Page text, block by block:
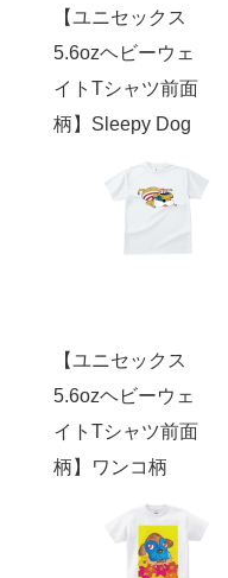
【ユニセックス
5.6ozヘビーウェ
イトTシャツ前面
柄】Sleepy Dog
【ユニセックス
5.6ozヘビーウェ
イトTシャツ前面
柄】ワンコ柄